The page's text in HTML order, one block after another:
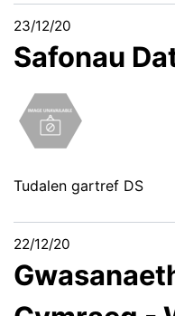
23/12/20
Safonau
Tudalen gartref DS
22/12/20